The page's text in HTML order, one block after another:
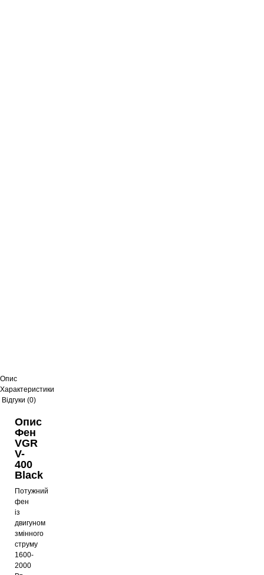
Опис
Характеристики
Відгуки (0)
Опис
Фен
VGR
V-
400
Black
Потужний
фен
із
двигуном
змінного
струму
1600-
2000